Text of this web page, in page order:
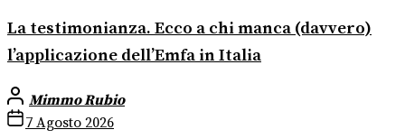
La testimonianza. Ecco a chi manca (davvero)
l’applicazione dell’Emfa in Italia
Mimmo Rubio
7 Agosto 2026